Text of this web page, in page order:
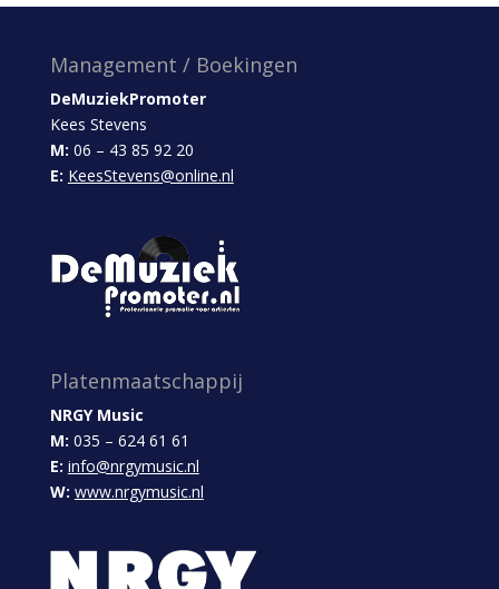
Management / Boekingen
DeMuziekPromoter
Kees Stevens
M: 06 – 43 85 92 20
E: KeesStevens@online.nl
Platenmaatschappij
NRGY Music
M: 035 – 624 61 61
E: info@nrgymusic.nl
W: www.nrgymusic.nl